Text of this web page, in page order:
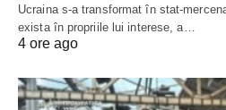
Ucraina s-a transformat în stat-
exista în propriile lui interese, a…
4 ore ago